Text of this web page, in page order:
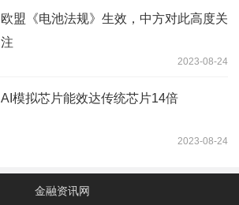
欧盟《电池法规》生效，中方对此高度关
注
2023-08-24
AI模拟芯片能效达传统芯片14倍
2023-08-24
金融资讯网